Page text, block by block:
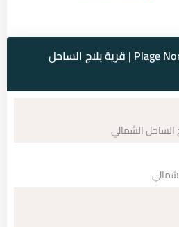
تفاصيل مشروع Plage North Coast | قرية بلاج الساحل